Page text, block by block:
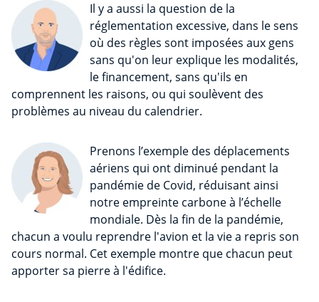
Il y a aussi la question de la
réglementation excessive, dans le sens
où des règles sont imposées aux gens
sans qu'on leur explique les modalités,
le financement, sans qu'ils en
comprennent les raisons, ou qui soulèvent des
problèmes au niveau du calendrier.
Prenons l’exemple des déplacements
aériens qui ont diminué pendant la
pandémie de Covid, réduisant ainsi
notre empreinte carbone à l’échelle
mondiale. Dès la fin de la pandémie,
chacun a voulu reprendre l'avion et la vie a repris son
cours normal. Cet exemple montre que chacun peut
apporter sa pierre à l'édifice.